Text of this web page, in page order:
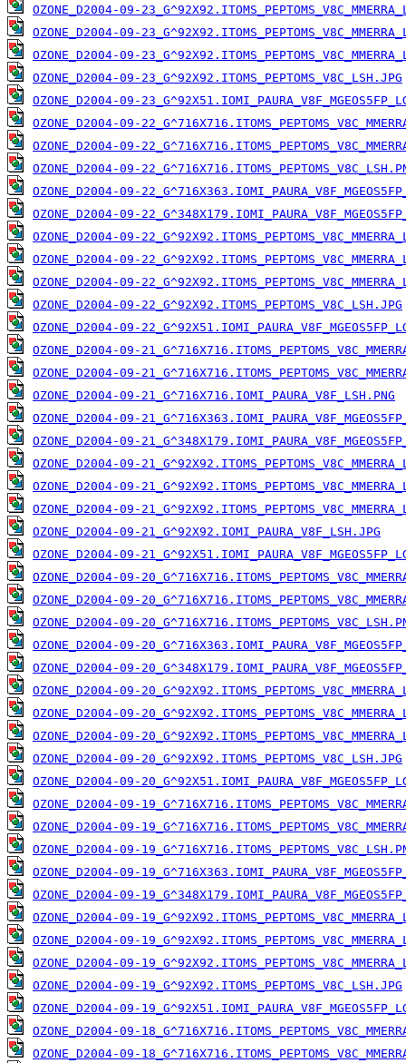
OZONE_D2004-09-
OZONE_D2004-09-
OZONE_D2004-09-
OZONE_D2004-09-23_G^92X92.ITOMS_PEPTOMS_V8C_LSH.JPG
OZONE_D2004-09-
OZONE_D2004-09-
OZONE_D2004-09-
OZONE_D2004-09-
OZONE_D2004-09-
OZONE_D2004-09-
OZONE_D2004-09-
OZONE_D2004-09-
OZONE_D2004-09-
OZONE_D2004-09-22_G^92X92.ITOMS_PEPTOMS_V8C_LSH.JPG
OZONE_D2004-09-
OZONE_D2004-09-
OZONE_D2004-09-
OZONE_D2004-09-21_G^716X716.IOMI_PAURA_V8F_LSH.PNG
OZONE_D2004-09-
OZONE_D2004-09-
OZONE_D2004-09-
OZONE_D2004-09-
OZONE_D2004-09-
OZONE_D2004-09-21_G^92X92.IOMI_PAURA_V8F_LSH.JPG
OZONE_D2004-09-
OZONE_D2004-09-
OZONE_D2004-09-
OZONE_D2004-09-
OZONE_D2004-09-
OZONE_D2004-09-
OZONE_D2004-09-
OZONE_D2004-09-
OZONE_D2004-09-
OZONE_D2004-09-20_G^92X92.ITOMS_PEPTOMS_V8C_LSH.JPG
OZONE_D2004-09-
OZONE_D2004-09-
OZONE_D2004-09-
OZONE_D2004-09-
OZONE_D2004-09-
OZONE_D2004-09-
OZONE_D2004-09-
OZONE_D2004-09-
OZONE_D2004-09-
OZONE_D2004-09-19_G^92X92.ITOMS_PEPTOMS_V8C_LSH.JPG
OZONE_D2004-09-
OZONE_D2004-09-
OZONE_D2004-09-